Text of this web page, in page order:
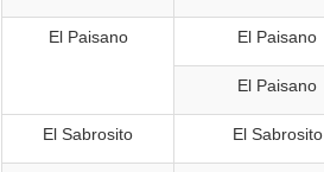
El Paisano El Paisano
El Paisano
El Sabrosito El Sabrosito